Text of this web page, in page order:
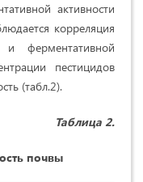
активности
корреляция
ферментативной
пестицидов
(табл.2).
Таблица 2.
почвы